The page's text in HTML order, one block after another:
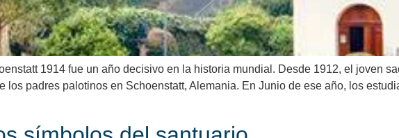
1914 fue un año decisivo en la historia mundial. Desde 1912, el joven
padres palotinos en Schoenstatt, Alemania. En Junio de ese año, los